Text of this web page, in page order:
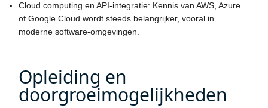
Cloud computing en API-integratie: Kennis van AWS, Azure
of Google Cloud wordt steeds belangrijker, vooral in
moderne software-omgevingen.
Opleiding en
doorgroeimogelijkheden